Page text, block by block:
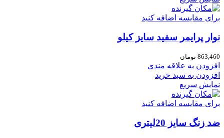
برای مقایسه اضافه کنید
نوار پرایمر سفید سایز کیلو
863,460 تومان
افزودن به علاقه مندی
افزودن به سبد خرید
نمایش سریع
برای مقایسه اضافه کنید
ضد زنگ سایز 20لیتری